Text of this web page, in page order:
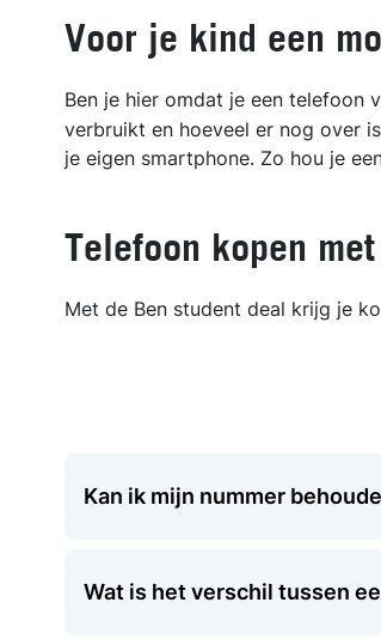
Voor je kind een
Ben je hier omdat je een telefoon
verbruikt en hoeveel er nog over
je eigen smartphone. Zo hou je
Telefoon kopen
Met de Ben student deal krijg je
Kan ik mijn nummer
Wat is het verschil tussen